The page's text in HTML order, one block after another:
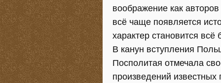
воображение как
всё чаще появляется
характер становится
В канун вступления
Посполитая отмечала
произведений